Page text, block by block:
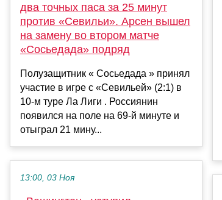
два точных паса за 25 минут
против «Севильи». Арсен вышел
на замену во втором матче
«Сосьедада» подряд
Полузащитник « Сосьедада » принял
участие в игре с «Севильей» (2:1) в
10-м туре Ла Лиги . Россиянин
появился на поле на 69-й минуте и
отыграл 21 мину...
13:00, 03 Ноя